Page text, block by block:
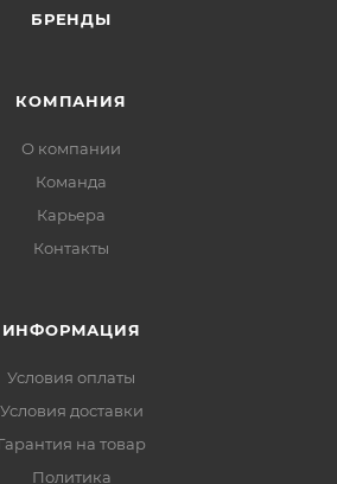
БРЕНДЫ
КОМПАНИЯ
О компании
Команда
Карьера
Контакты
ИНФОРМАЦИЯ
Условия оплаты
Условия доставки
на товар
Политика